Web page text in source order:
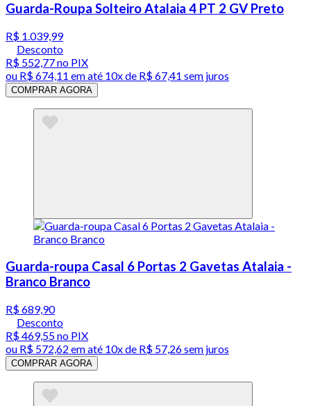
Guarda-Roupa Solteiro Atalaia 4 PT 2 GV Preto
R$ 1.039,99
Desconto
R$ 552,77no PIX
ou R$ 674,11 em até 10x de R$ 67,41 sem juros
COMPRAR AGORA
Guarda-roupa Casal 6 Portas 2 Gavetas Atalaia -
Branco Branco
R$ 689,90
Desconto
R$ 469,55no PIX
ou R$ 572,62 em até 10x de R$ 57,26 sem juros
COMPRAR AGORA